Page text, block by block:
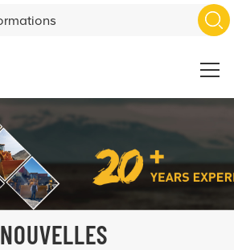
NOUVELLES